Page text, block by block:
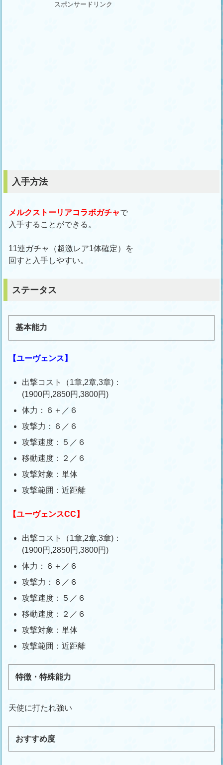
スポンサードリンク
入手方法
メルクストーリアコラボガチャで
入手することができる。
11連ガチャ（超激レア1体確定）を
回すと入手しやすい。
ステータス
基本能力
【ユーヴェンス】
出撃コスト（1章,2章,3章)：
(1900円,2850円,3800円)
体力：６＋／６
攻撃力：６／６
攻撃速度：５／６
移動速度：２／６
攻撃対象：単体
攻撃範囲：近距離
【ユーヴェンスCC】
出撃コスト（1章,2章,3章)：
(1900円,2850円,3800円)
体力：６＋／６
攻撃力：６／６
攻撃速度：５／６
移動速度：２／６
攻撃対象：単体
攻撃範囲：近距離
特徴・特殊能力
天使に打たれ強い
おすすめ度